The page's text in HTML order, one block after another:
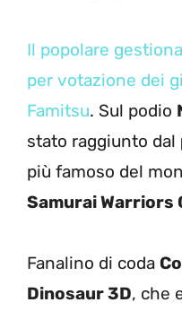
Il popolare
per votazione dei
Famitsu. Sul podio
stato raggiunto dal
più famoso del
Samurai Warriors
Fanalino di coda
Dinosaur 3D, che